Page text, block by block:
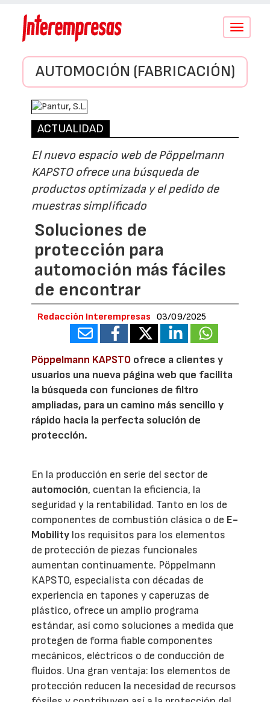
Conmutar
AUTOMOCIÓN (FABRICACIÓN)
ACTUALIDAD
El nuevo espacio web de Pöppelmann
KAPSTO ofrece una búsqueda de
productos optimizada y el pedido de
muestras simplificado
Soluciones de
protección para
automoción más fáciles
de encontrar
Redacción Interempresas 03/09/2025
Pöppelmann KAPSTO ofrece a clientes y
usuarios una nueva página web que facilita
la búsqueda con funciones de filtro
ampliadas, para un camino más sencillo y
rápido hacia la perfecta solución de
protección.
En la producción en serie del sector de
automoción, cuentan la eficiencia, la
seguridad y la rentabilidad. Tanto en los de
componentes de combustión clásica o de E-
Mobility los requisitos para los elementos
de protección de piezas funcionales
aumentan continuamente. Pöppelmann
KAPSTO, especialista con décadas de
experiencia en tapones y caperuzas de
plástico, ofrece un amplio programa
estándar, así como soluciones a medida que
protegen de forma fiable componentes
mecánicos, eléctricos o de conducción de
fluidos. Una gran ventaja: los elementos de
protección reducen la necesidad de recursos